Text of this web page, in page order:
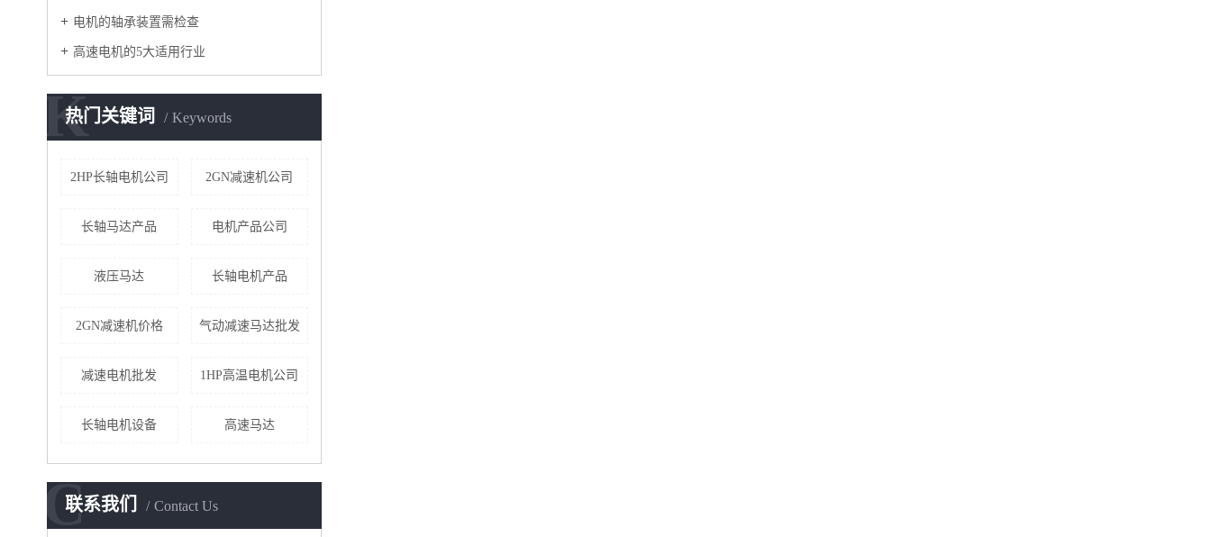
电机的轴承装置需检查
高速电机的5大适用行业
热门关键词 Keywords
K
2HP长轴电机公司 2GN减速机公司
长轴马达产品 电机产品公司
液压马达 长轴电机产品
2GN减速机价格 气动减速马达批发
减速电机批发 1HP高温电机公司
​长轴电机设备 高速马达
联系我们 Contact Us
C